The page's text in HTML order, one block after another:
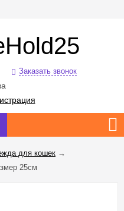
Заказать звонок
для кошек →
25см